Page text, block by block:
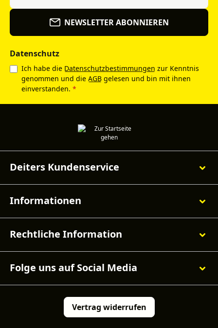
NEWSLETTER ABONNIEREN
Datenschutz
Ich habe die Datenschutzbestimmungen zur Kenntnis
genommen und die AGB gelesen und bin mit ihnen
einverstanden. *
Deiters Kundenservice
Informationen
Rechtliche Information
Folge uns auf Social Media
Vertrag widerrufen